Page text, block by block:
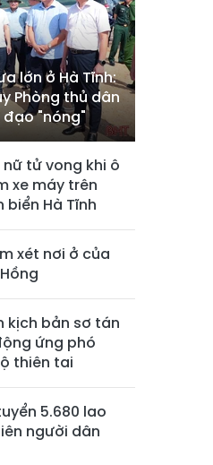
lớn ở Hà Tĩnh:
Phòng thủ dân
"nóng"
tử vong khi ô
xe máy trên
biển Hà Tĩnh
xét nơi ở của
kịch bản sơ tán
ứng phó
thiên tai
5.680 lao
người dân